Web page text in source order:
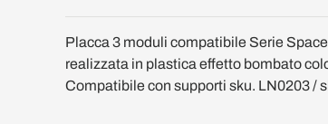
Placca 3 moduli compatibile Serie
realizzata in plastica effetto bombato
Compatibile con supporti sku. LN0203 /